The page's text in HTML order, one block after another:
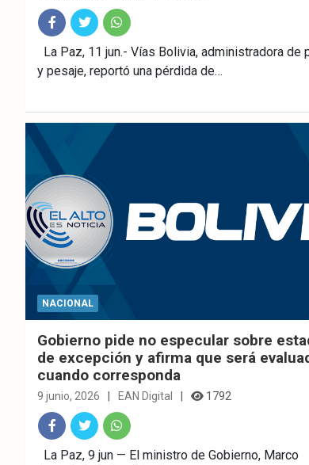
Fac
ebo
Twitt
er
What
sAp
La Paz, 11 jun.- Vías Bolivia, administradora de
y pesaje, reportó una pérdida de…
NACIONAL
Gobierno pide no especular sobre
de excepción y afirma que será
cuando corresponda
9 junio, 2026 EAN Digital 1792
Fac
Twitt What
La Paz, 9 jun — El ministro de Gobierno, Marco